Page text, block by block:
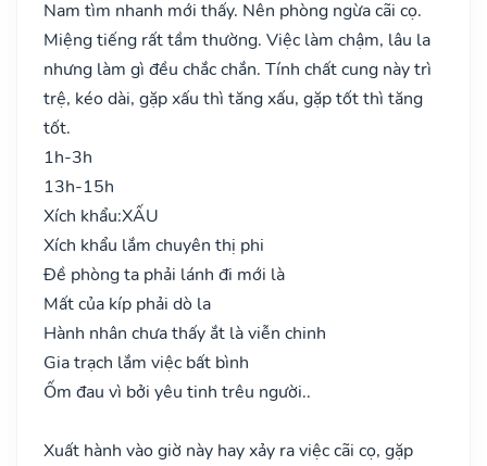
Nam tìm nhanh mới thấy. Nên phòng ngừa cãi cọ.
Miệng tiếng rất tầm thường. Việc làm chậm, lâu la
nhưng làm gì đều chắc chắn. Tính chất cung này trì
trệ, kéo dài, gặp xấu thì tăng xấu, gặp tốt thì tăng
tốt.
1h-3h
13h-15h
Xích khẩu:XẤU
Xích khẩu lắm chuyên thị phi
Đề phòng ta phải lánh đi mới là
Mất của kíp phải dò la
Hành nhân chưa thấy ắt là viễn chinh
Gia trạch lắm việc bất bình
Ốm đau vì bởi yêu tinh trêu người..
Xuất hành vào giờ này hay xảy ra việc cãi cọ, gặp